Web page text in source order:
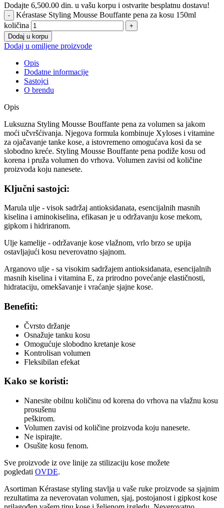
Dodajte 6,500.00 din. u vašu korpu i ostvarite besplatnu dostavu!
Kérastase Styling Mousse Bouffante pena za kosu 150ml
količina
Dodaj u korpu
Dodaj u omiljene proizvode
Opis
Dodatne informacije
Sastojci
O brendu
Opis
Luksuzna Styling Mousse Bouffante pena za volumen sa jakom
moći učvršćivanja. Njegova formula kombinuje Xyloses i vitamine
za ojačavanje tanke kose, a istovremeno omogućava kosi da se
slobodno kreće. Styling Mousse Bouffante pena podiže kosu od
korena i pruža volumen do vrhova. Volumen zavisi od količine
proizvoda koju nanesete.
Ključni sastojci:
Marula ulje - visok sadržaj antioksidanata, esencijalnih masnih
kiselina i aminokiselina, efikasan je u održavanju kose mekom,
gipkom i hidriranom.
Ulje kamelije - održavanje kose vlažnom, vrlo brzo se upija
ostavljajući kosu neverovatno sjajnom.
Arganovo ulje - sa visokim sadržajem antioksidanata, esencijalnih
masnih kiselina i vitamina E, za prirodno povećanje elastičnosti,
hidrataciju, omekšavanje i vraćanje sjajne kose.
Benefiti:
Čvrsto držanje
Osnažuje tanku kosu
Omogućuje slobodno kretanje kose
Kontrolisan volumen
Fleksibilan efekat
Kako se koristi:
Nanesite obilnu količinu od korena do vrhova na vlažnu kosu
prosušenu
peškirom.
Volumen zavisi od količine proizvoda koju nanesete.
Ne ispirajte.
Osušite kosu fenom.
Sve proizvode iz ove linije za stilizaciju kose možete
pogledati OVDE.
Asortiman Kérastase styling stavlja u vaše ruke proizvode sa sjajnim
rezultatima za neverovatan volumen, sjaj, postojanost i gipkost kose